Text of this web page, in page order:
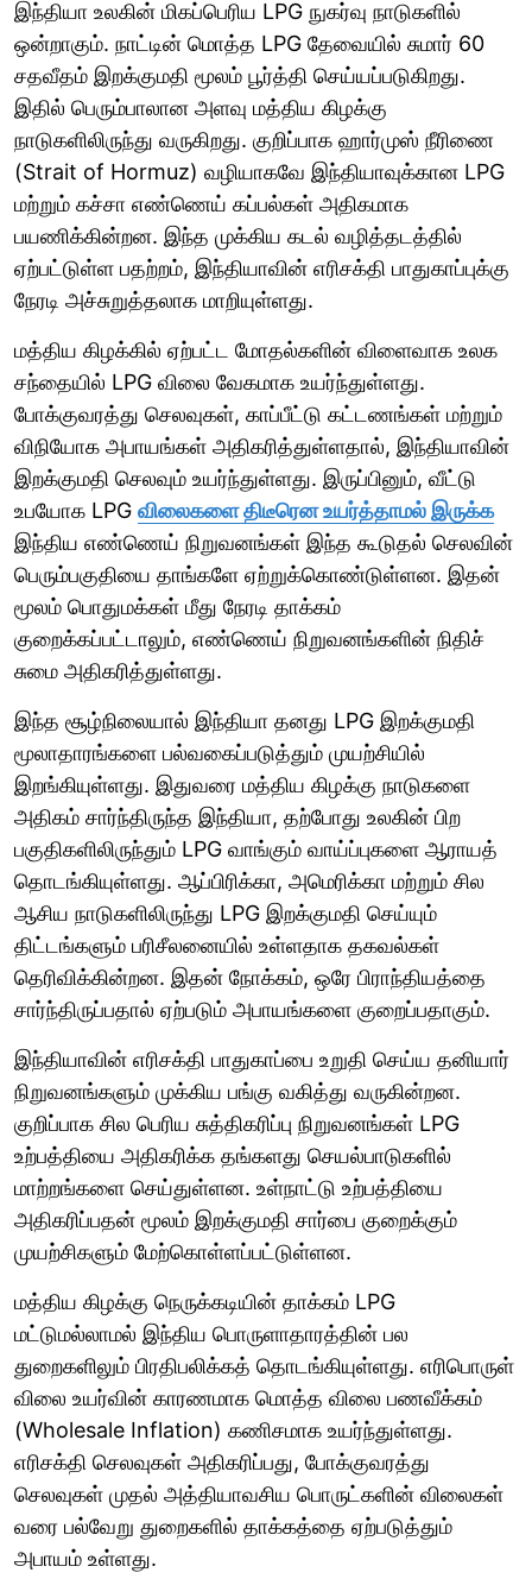
இந்தியா உலகின் மிகப்பெரிய LPG நுகர்வு நாடுகளில்
ஒன்றாகும். நாட்டின் மொத்த LPG தேவையில் சுமார் 60
சதவீதம் இறக்குமதி மூலம் பூர்த்தி செய்யப்படுகிறது.
இதில் பெரும்பாலான அளவு மத்திய கிழக்கு
நாடுகளிலிருந்து வருகிறது. குறிப்பாக ஹார்முஸ் நீரிணை
(Strait of Hormuz) வழியாகவே இந்தியாவுக்கான LPG
மற்றும் கச்சா எண்ணெய் கப்பல்கள் அதிகமாக
பயணிக்கின்றன. இந்த முக்கிய கடல் வழித்தடத்தில்
ஏற்பட்டுள்ள பதற்றம், இந்தியாவின் எரிசக்தி பாதுகாப்புக்கு
நேரடி அச்சுறுத்தலாக மாறியுள்ளது.
மத்திய கிழக்கில் ஏற்பட்ட மோதல்களின் விளைவாக உலக
சந்தையில் LPG விலை வேகமாக உயர்ந்துள்ளது.
போக்குவரத்து செலவுகள், காப்பீட்டு கட்டணங்கள் மற்றும்
விநியோக அபாயங்கள் அதிகரித்துள்ளதால், இந்தியாவின்
இறக்குமதி செலவும் உயர்ந்துள்ளது. இருப்பினும், வீட்டு
உபயோக LPG விலைகளை திடீரென உயர்த்தாமல் இருக்க
இந்திய எண்ணெய் நிறுவனங்கள் இந்த கூடுதல் செலவின்
பெரும்பகுதியை தாங்களே ஏற்றுக்கொண்டுள்ளன. இதன்
மூலம் பொதுமக்கள் மீது நேரடி தாக்கம்
குறைக்கப்பட்டாலும், எண்ணெய் நிறுவனங்களின் நிதிச்
சுமை அதிகரித்துள்ளது.
இந்த சூழ்நிலையால் இந்தியா தனது LPG இறக்குமதி
மூலாதாரங்களை பல்வகைப்படுத்தும் முயற்சியில்
இறங்கியுள்ளது. இதுவரை மத்திய கிழக்கு நாடுகளை
அதிகம் சார்ந்திருந்த இந்தியா, தற்போது உலகின் பிற
பகுதிகளிலிருந்தும் LPG வாங்கும் வாய்ப்புகளை ஆராயத்
தொடங்கியுள்ளது. ஆப்பிரிக்கா, அமெரிக்கா மற்றும் சில
ஆசிய நாடுகளிலிருந்து LPG இறக்குமதி செய்யும்
திட்டங்களும் பரிசீலனையில் உள்ளதாக தகவல்கள்
தெரிவிக்கின்றன. இதன் நோக்கம், ஒரே பிராந்தியத்தை
சார்ந்திருப்பதால் ஏற்படும் அபாயங்களை குறைப்பதாகும்.
இந்தியாவின் எரிசக்தி பாதுகாப்பை உறுதி செய்ய தனியார்
நிறுவனங்களும் முக்கிய பங்கு வகித்து வருகின்றன.
குறிப்பாக சில பெரிய சுத்திகரிப்பு நிறுவனங்கள் LPG
உற்பத்தியை அதிகரிக்க தங்களது செயல்பாடுகளில்
மாற்றங்களை செய்துள்ளன. உள்நாட்டு உற்பத்தியை
அதிகரிப்பதன் மூலம் இறக்குமதி சார்பை குறைக்கும்
முயற்சிகளும் மேற்கொள்ளப்பட்டுள்ளன.
மத்திய கிழக்கு நெருக்கடியின் தாக்கம் LPG
மட்டுமல்லாமல் இந்திய பொருளாதாரத்தின் பல
துறைகளிலும் பிரதிபலிக்கத் தொடங்கியுள்ளது. எரிபொருள்
விலை உயர்வின் காரணமாக மொத்த விலை பணவீக்கம்
(Wholesale Inflation) கணிசமாக உயர்ந்துள்ளது.
எரிசக்தி செலவுகள் அதிகரிப்பது, போக்குவரத்து
செலவுகள் முதல் அத்தியாவசிய பொருட்களின் விலைகள்
வரை பல்வேறு துறைகளில் தாக்கத்தை ஏற்படுத்தும்
அபாயம் உள்ளது.